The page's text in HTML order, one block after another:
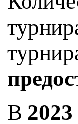
В 2023